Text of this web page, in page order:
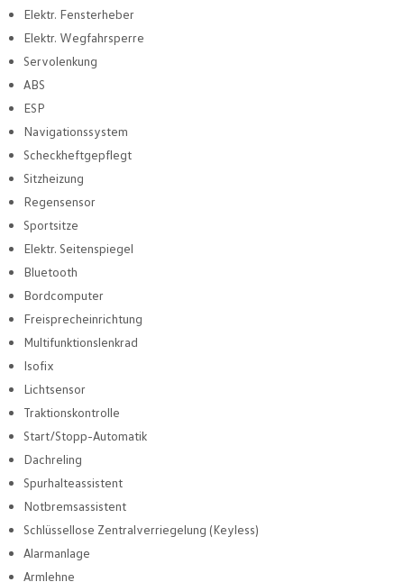
Elektr. Fensterheber
Elektr. Wegfahrsperre
Servolenkung
ABS
ESP
Navigationssystem
Scheckheftgepflegt
Sitzheizung
Regensensor
Sportsitze
Elektr. Seitenspiegel
Bluetooth
Bordcomputer
Freisprecheinrichtung
Multifunktionslenkrad
Isofix
Lichtsensor
Traktionskontrolle
Start/Stopp-Automatik
Dachreling
Spurhalteassistent
Notbremsassistent
Schlüssellose Zentralverriegelung (Keyless)
Alarmanlage
Armlehne